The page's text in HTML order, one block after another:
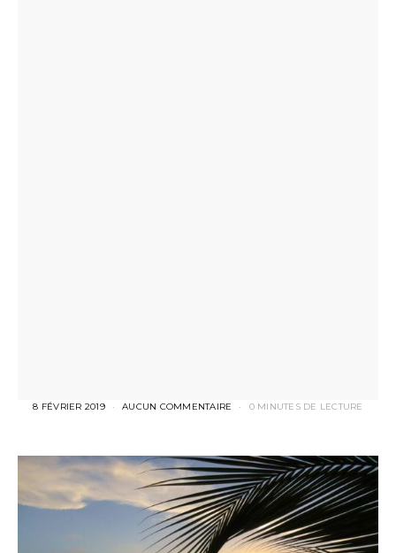
8 FÉVRIER 2019 AUCUN COMMENTAIRE 0 MINUTES DE LECTURE